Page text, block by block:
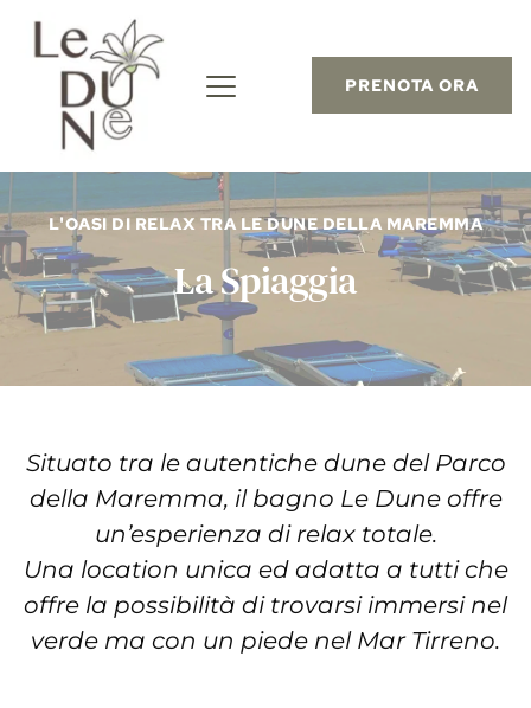
PRENOTA ORA
L'OASI DI RELAX TRA LE DUNE DELLA MAREMMA
La Spiaggia
Situato tra le autentiche dune del Parco
della Maremma, il bagno Le Dune offre
un’esperienza di relax totale.
Una location unica ed adatta a tutti che
offre la possibilità di trovarsi immersi nel
verde ma con un piede nel Mar Tirreno.